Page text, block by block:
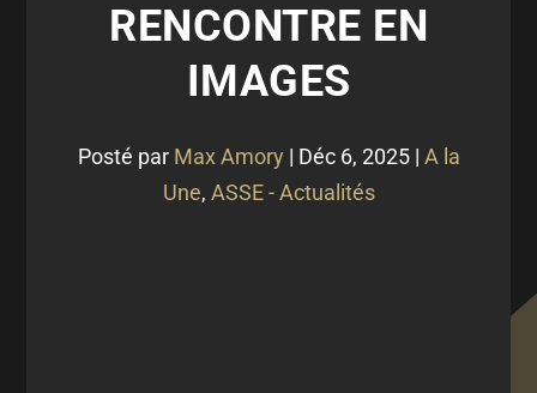
RENCONTRE EN
IMAGES
Posté par Max Amory | Déc 6, 2025| A la
Une, ASSE - Actualités